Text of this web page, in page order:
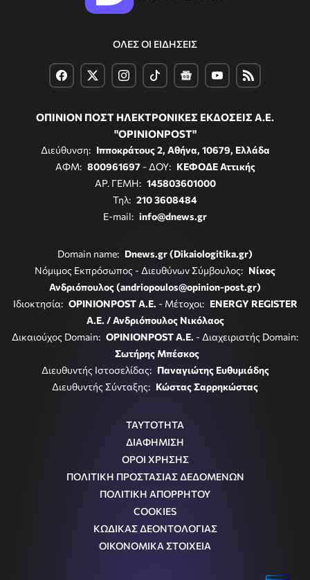
ΟΛΕΣ ΟΙ ΕΙΔΗΣΕΙΣ
ΟΠΙΝΙΟΝ ΠΟΣΤ ΗΛΕΚΤΡΟΝΙΚΕΣ ΕΚΔΟΣΕΙΣ Α.Ε.
"OPINIONPOST"
Διεύθυνση: Ιπποκράτους 2, Αθήνα, 10679, Ελλάδα
ΑΦΜ: 800961697- ΔΟΥ: ΚΕΦΟΔΕ Αττικής
ΑΡ. ΓΕΜΗ: 145803601000
Τηλ: 210 3608484
E-mail: info@dnews.gr
Domain name: Dnews.gr (Dikaiologitika.gr)
Νόμιμος Εκπρόσωπος - Διευθύνων Σύμβουλος: Νίκος
Ανδριόπουλος (andriopoulos@opinion-post.gr)
Ιδιοκτησία: OPINIONPOST A.E. - Μέτοχοι: ENERGY REGISTER
Α.Ε. / Ανδριόπουλος Νικόλαος
Δικαιούχος Domain: OPINIONPOST A.E. - Διαχειριστής Domain:
Σωτήρης Μπέσκος
Διευθυντής Ιστοσελίδας: Παναγιώτης Ευθυμιάδης
Διευθυντής Σύνταξης: Κώστας Σαρρηκώστας
ΤΑΥΤΟΤΗΤΑ
ΔΙΑΦΗΜΙΣΗ
ΟΡΟΙ ΧΡΗΣΗΣ
ΠΟΛΙΤΙΚΗ ΠΡΟΣΤΑΣΙΑΣ ΔΕΔΟΜΕΝΩΝ
ΠΟΛΙΤΙΚΗ ΑΠΟΡΡΗΤΟΥ
COOKIES
ΚΩΔΙΚΑΣ ΔΕΟΝΤΟΛΟΓΙΑΣ
ΟΙΚΟΝΟΜΙΚΑ ΣΤΟΙΧΕΙΑ